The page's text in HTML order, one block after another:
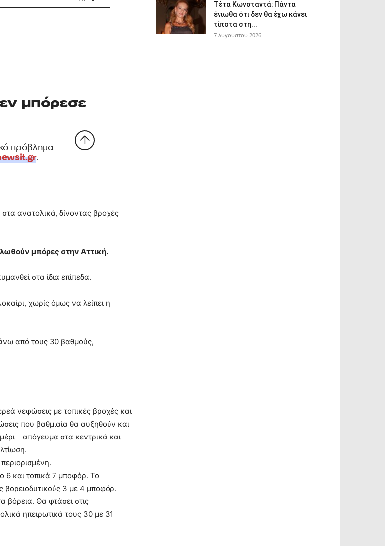
ανατολικά, δίνοντας βροχές
μπόρες στην Αττική.
στα ίδια επίπεδα.
χωρίς όμως να λείπει η
από τους 30 βαθμούς,
νεφώσεις με τοπικές βροχές και
που βαθμιαία θα αυξηθούν και
– απόγευμα στα κεντρικά και
6 και τοπικά 7 μποφόρ. Το
βορειοδυτικούς 3 με 4 μποφόρ.
βόρεια. Θα φτάσει στις
ηπειρωτικά τους 30 με 31
Τέτα Κωνσταντά: Πάντα
ένιωθα ότι δεν θα έχω κάνει
τίποτα στη...
7 Αυγούστου 2026